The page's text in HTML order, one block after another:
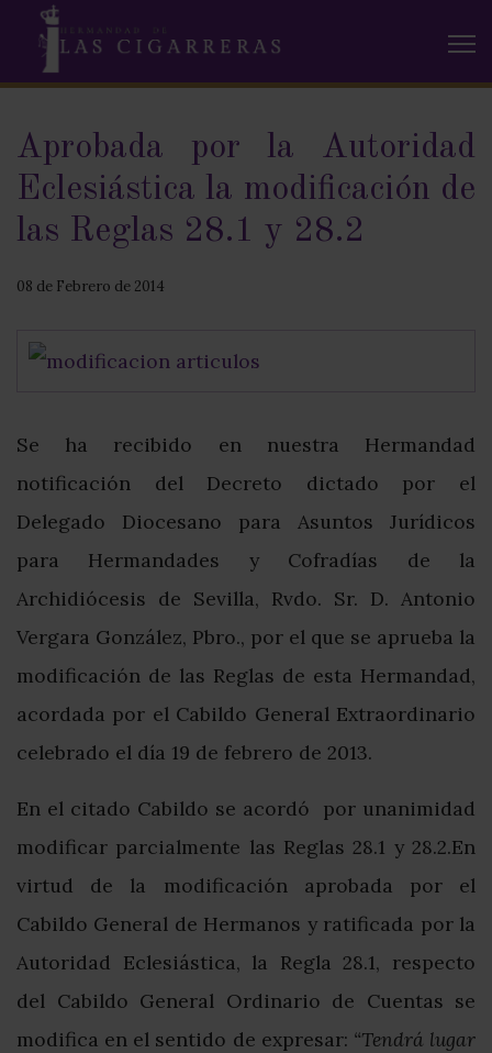
Aprobada por la Autoridad
Eclesiástica la modificación de
las Reglas 28.1 y 28.2
08 de Febrero de 2014
Se ha recibido en nuestra Hermandad
notificación del Decreto dictado por el
Delegado Diocesano para Asuntos Jurídicos
para Hermandades y Cofradías de la
Archidiócesis de Sevilla, Rvdo. Sr. D. Antonio
Vergara González, Pbro., por el que se aprueba la
modificación de las Reglas de esta Hermandad,
acordada por el Cabildo General Extraordinario
celebrado el día 19 de febrero de 2013.
En el citado Cabildo se acordó por unanimidad
modificar parcialmente las Reglas 28.1 y 28.2.En
virtud de la modificación aprobada por el
Cabildo General de Hermanos y ratificada por la
Autoridad Eclesiástica, la Regla 28.1, respecto
del Cabildo General Ordinario de Cuentas se
modifica en el sentido de expresar: “Tendrá lugar